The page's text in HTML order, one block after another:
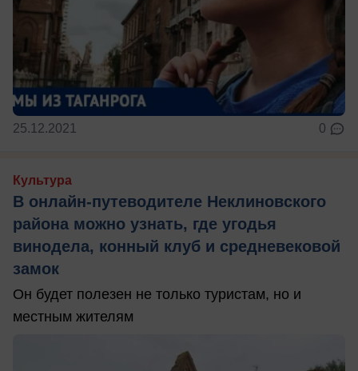
25.12.2021 0
Культура
В онлайн-путеводителе Неклиновского
района можно узнать, где угодья
винодела, конный клуб и средневековой
замок
Он будет полезен не только туристам, но и
местным жителям